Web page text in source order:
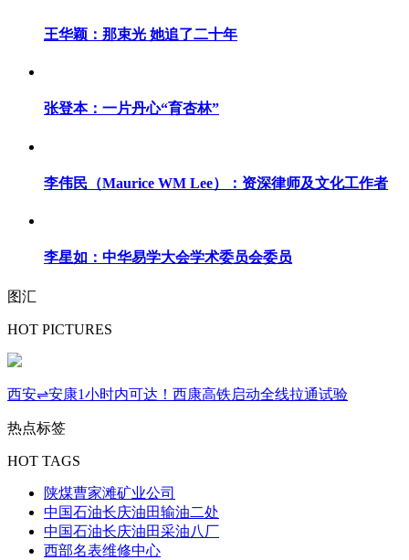
王华颖：那束光 她追了二十年
张登本：一片丹心“育杏林”
李伟民（Maurice WM Lee）：资深律师及文化工作者
李星如：中华易学大会学术委员会委员
图汇
HOT PICTURES
西安⇌安康1小时内可达！西康高铁启动全线拉通试验
热点标签
HOT TAGS
陕煤曹家滩矿业公司
中国石油长庆油田输油二处
中国石油长庆油田采油八厂
西部名表维修中心